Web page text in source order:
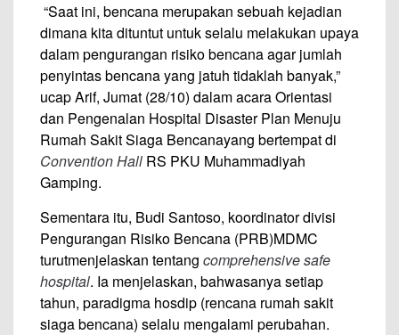
“Saat ini, bencana merupakan sebuah kejadian
dimana kita dituntut untuk selalu melakukan upaya
dalam pengurangan risiko bencana agar jumlah
penyintas bencana yang jatuh tidaklah banyak,”
ucap Arif, Jumat (28/10) dalam acara Orientasi
dan Pengenalan Hospital Disaster Plan Menuju
Rumah Sakit Siaga Bencanayang bertempat di
Convention Hall RS PKU Muhammadiyah
Gamping.
Sementara itu, Budi Santoso, koordinator divisi
Pengurangan Risiko Bencana (PRB)MDMC
turutmenjelaskan tentang comprehensive safe
hospital. Ia menjelaskan, bahwasanya setiap
tahun, paradigma hosdip (rencana rumah sakit
siaga bencana) selalu mengalami perubahan.